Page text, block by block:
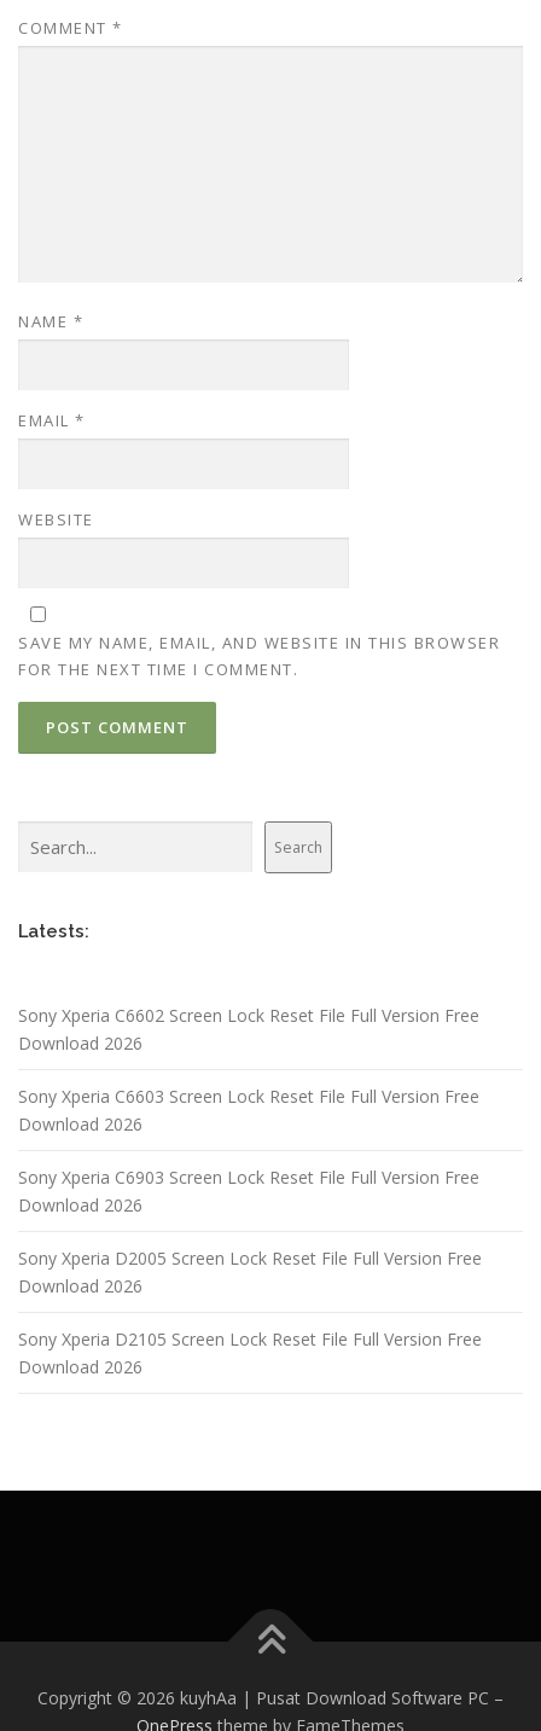
COMMENT *
NAME *
EMAIL *
WEBSITE
SAVE MY NAME, EMAIL, AND WEBSITE IN THIS BROWSER
FOR THE NEXT TIME I COMMENT.
Search
Latests:
Sony Xperia C6602 Screen Lock Reset File Full Version Free
Download 2026
Sony Xperia C6603 Screen Lock Reset File Full Version Free
Download 2026
Sony Xperia C6903 Screen Lock Reset File Full Version Free
Download 2026
Sony Xperia D2005 Screen Lock Reset File Full Version Free
Download 2026
Sony Xperia D2105 Screen Lock Reset File Full Version Free
Download 2026
Copyright © 2026 kuyhAa | Pusat Download Software PC –
OnePress theme by FameThemes